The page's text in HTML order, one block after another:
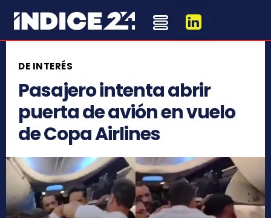
DE INTERÉS
Pasajero intenta abrir
puerta de avión en vuelo
de Copa Airlines